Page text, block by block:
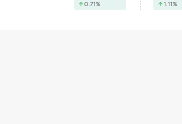
0.71% 1.11%